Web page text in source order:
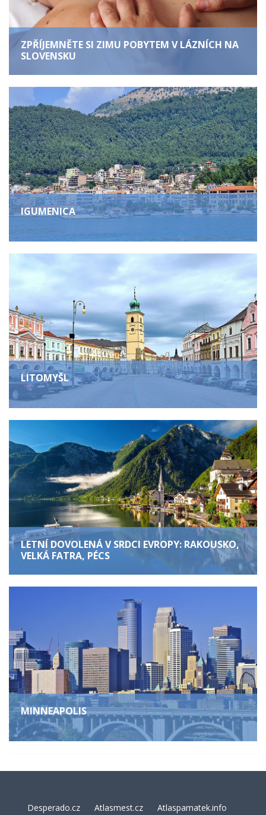
ZPŘÍJEMNĚTE SI ZIMU POBYTEM V LÁZNÍCH NA
SLOVENSKU
IGUMENICA
LITOMYŠL
LETNÍ DOVOLENÁ V SRDCI EVROPY: RAKOUSKO,
VELKÁ FATRA, PÉCS
MINNEAPOLIS
Desperado.cz Atlasmest.cz Atlaspamatek.info